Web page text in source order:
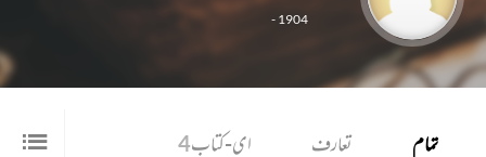
- 1904
تمام تعارف ای-کتاب4